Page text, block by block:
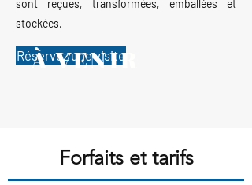
sont reçues, transformées, emballées et
stockées.
Réservez une visite
À VENIR
Forfaits et tarifs